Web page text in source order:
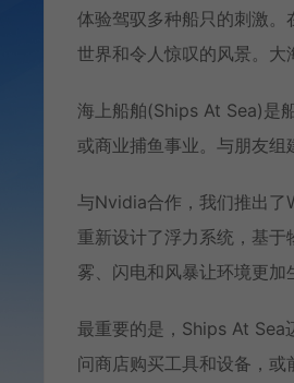
体验驾驭多种船只的刺激
世界和令人惊叹的风景。大
海上船舶(Ships At Sea)是
或商业捕鱼事业。与朋友组
与Nvidia合作，我们推出了
重新设计了浮力系统，基于
雾、闪电和风暴让环境更加
最重要的是，Ships At Sea
问商店购买工具和设备，或